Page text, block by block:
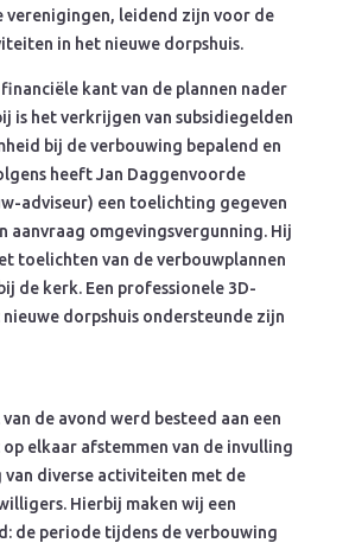
verenigingen, leidend zijn voor de
in het nieuwe dorpshuis.
kant van de plannen nader
is het verkrijgen van subsidiegelden
bij de verbouwing bepalend en
heeft Jan Daggenvoorde
adviseur) een toelichting gegeven
aanvraag omgevingsvergunning. Hij
toelichten van de verbouwplannen
de kerk. Een professionele 3D-
dorpshuis ondersteunde zijn
de avond werd besteed aan een
elkaar afstemmen van de invulling
van diverse activiteiten met de
Hierbij maken wij een
de periode tijdens de verbouwing